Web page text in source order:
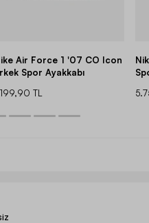
Air Force 1 '07 CO Icon
Spor Ayakkabı
TL